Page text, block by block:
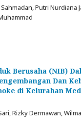
Putri Nurdiana
Berusaha (NIB)
Dan
di Kelurahan
Rizky Dermawan,